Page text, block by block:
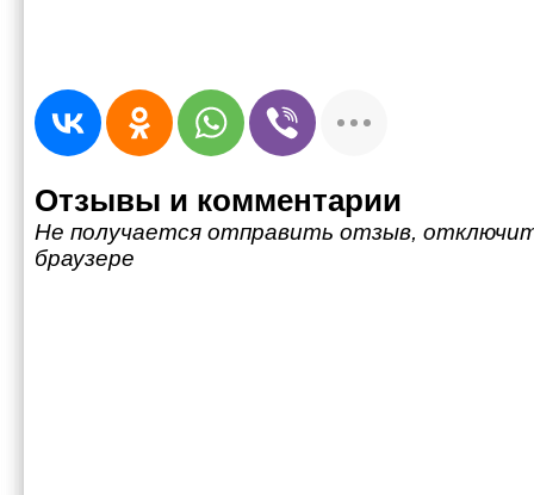
Отзывы и комментарии
Не получается отправить отзыв,
браузере